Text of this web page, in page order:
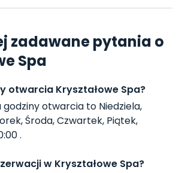
zadawane pytania o
Spa
otwarcia Kryształowe Spa?
godziny otwarcia to Niedziela,
Środa, Czwartek, Piątek,
.
w Kryształowe Spa?